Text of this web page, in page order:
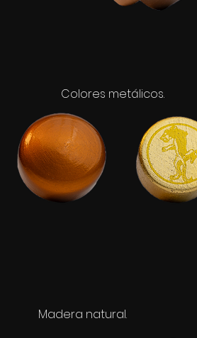
Colores metálicos.
Madera natural.